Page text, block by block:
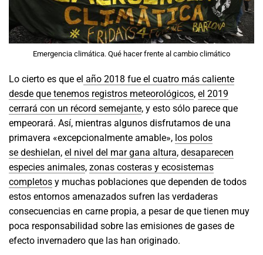
Emergencia climática. Qué hacer frente al cambio climático
Lo cierto es que el año 2018 fue el cuatro más caliente
desde que tenemos registros meteorológicos, el 2019
cerrará con un récord semejante, y esto sólo parece que
empeorará. Así, mientras algunos disfrutamos de una
primavera «excepcionalmente amable», los polos
se deshielan, el nivel del mar gana altura, desaparecen
especies animales, zonas costeras y ecosistemas
completos y muchas poblaciones que dependen de todos
estos entornos amenazados sufren las verdaderas
consecuencias en carne propia, a pesar de que tienen muy
poca responsabilidad sobre las emisiones de gases de
efecto invernadero que las han originado.